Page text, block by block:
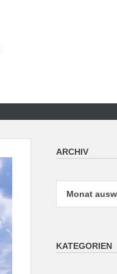
ARCHIV
KATEGORIEN